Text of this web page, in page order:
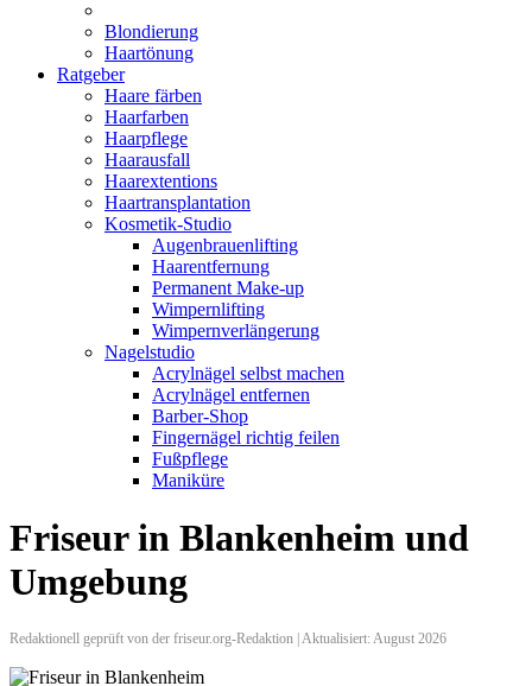
Blondierung
Haartönung
Ratgeber
Haare färben
Haarfarben
Haarpflege
Haarausfall
Haarextentions
Haartransplantation
Kosmetik-Studio
Augenbrauenlifting
Haarentfernung
Permanent Make-up
Wimpernlifting
Wimpernverlängerung
Nagelstudio
Acrylnägel selbst machen
Acrylnägel entfernen
Barber-Shop
Fingernägel richtig feilen
Fußpflege
Maniküre
Friseur in Blankenheim und
Umgebung
Redaktionell geprüft von der friseur.org-Redaktion | Aktualisiert: August 2026